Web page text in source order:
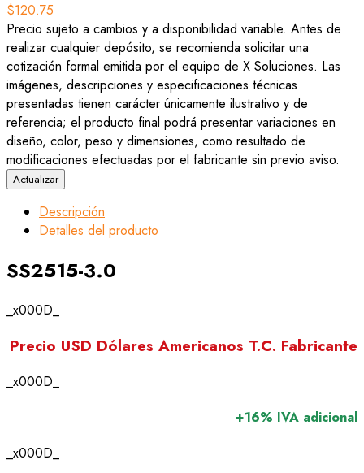
$120.75
Precio sujeto a cambios y a disponibilidad variable. Antes de
realizar cualquier depósito, se recomienda solicitar una
cotización formal emitida por el equipo de X Soluciones. Las
imágenes, descripciones y especificaciones técnicas
presentadas tienen carácter únicamente ilustrativo y de
referencia; el producto final podrá presentar variaciones en
diseño, color, peso y dimensiones, como resultado de
modificaciones efectuadas por el fabricante sin previo aviso.
Descripción
Detalles del producto
SS2515-3.0
_x000D_
Precio USD Dólares Americanos T.C. Fabricante
_x000D_
+16% IVA adicional
_x000D_